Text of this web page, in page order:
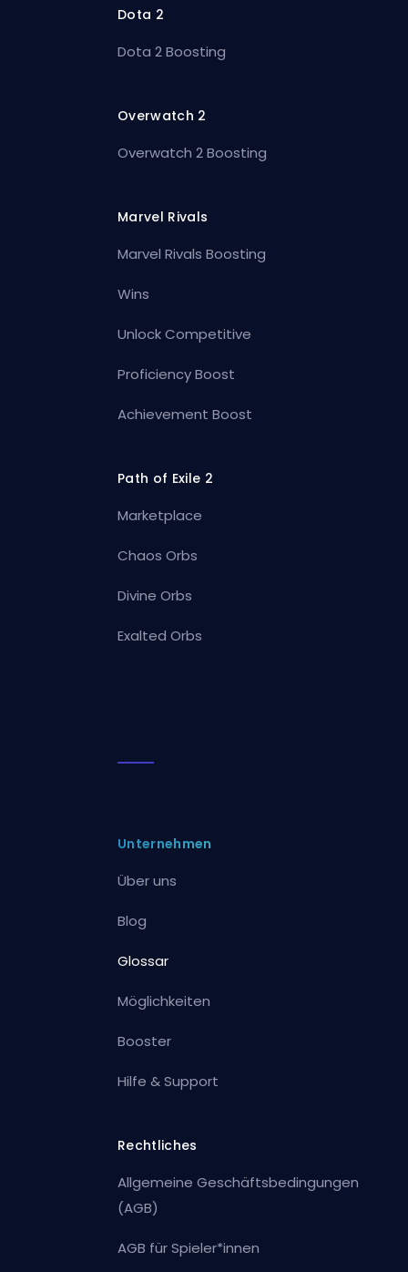
Dota 2
Dota 2 Boosting
Overwatch 2
Overwatch 2 Boosting
Marvel Rivals
Marvel Rivals Boosting
Wins
Unlock Competitive
Proficiency Boost
Achievement Boost
Path of Exile 2
Marketplace
Chaos Orbs
Divine Orbs
Exalted Orbs
Unternehmen
Über uns
Blog
Glossar
Möglichkeiten
Booster
Hilfe & Support
Rechtliches
Allgemeine Geschäftsbedingungen
(AGB)
AGB für Spieler*innen